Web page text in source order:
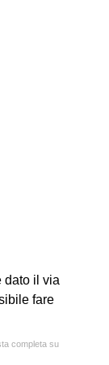
dato il via
fare
completa su